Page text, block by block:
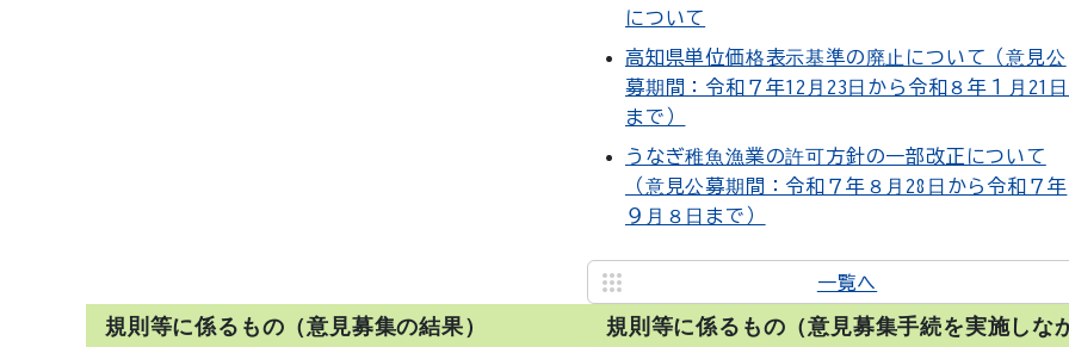
について
高知県単位価格表示基準の廃止について（意見公
募期間：令和７年12月23日から令和８年１月21日
まで）
うなぎ稚魚漁業の許可方針の一部改正について
（意見公募期間：令和７年８月28日から令和７年
９月８日まで）
一覧へ
規則等に係るもの（意見募集の結果）
規則等に係るもの（意見募集手続を実施しな